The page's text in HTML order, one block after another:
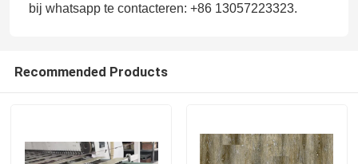
bij whatsapp te contacteren: +86 13057223323.
Recommended Products